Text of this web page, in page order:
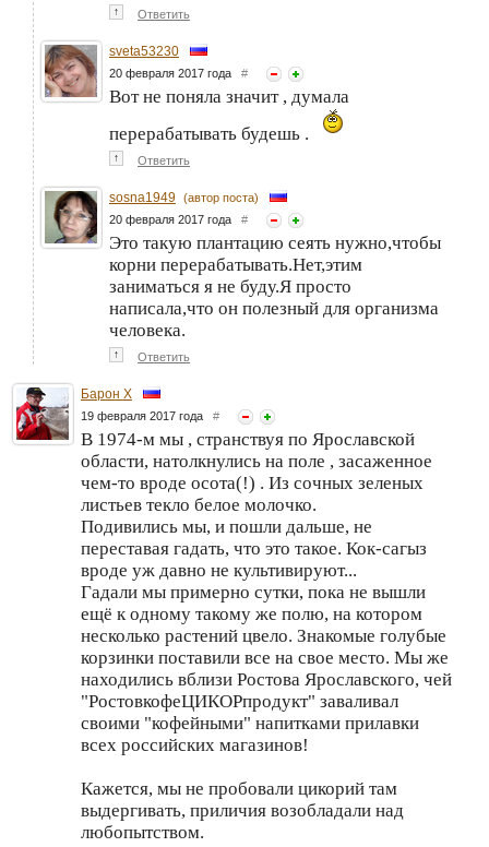
↑ Ответить
sveta53230
20 февраля 2017 года #
Вот не поняла значит , думала
перерабатывать будешь .
↑ Ответить
sosna1949 (автор поста)
20 февраля 2017 года #
Это такую плантацию сеять нужно,чтобы
корни перерабатывать.Нет,этим
заниматься я не буду.Я просто
написала,что он полезный для организма
человека.
↑ Ответить
Барон Х
19 февраля 2017 года #
В 1974-м мы , странствуя по Ярославской
области, натолкнулись на поле , засаженное
чем-то вроде осота(!) . Из сочных зеленых
листьев текло белое молочко.
Подивились мы, и пошли дальше, не
переставая гадать, что это такое. Кок-сагыз
вроде уж давно не культивируют...
Гадали мы примерно сутки, пока не вышли
ещё к одному такому же полю, на котором
несколько растений цвело. Знакомые голубые
корзинки поставили все на свое место. Мы же
находились вблизи Ростова Ярославского, чей
"РостовкофеЦИКОРпродукт" заваливал
своими "кофейными" напитками прилавки
всех российских магазинов!
Кажется, мы не пробовали цикорий там
выдергивать, приличия возобладали над
любопытством.